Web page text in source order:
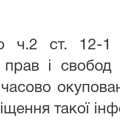
ч.2 ст. 12-
прав і
такої